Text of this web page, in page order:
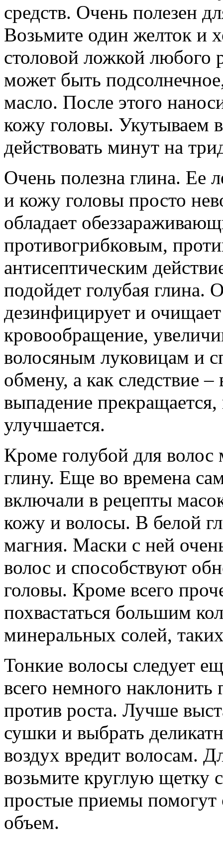
средств. Очень полезен
Возьмите один желток и
столовой ложкой любого
может быть
масло. После этого
кожу головы. Укутываем
действовать минут на
Очень полезна глина. Ее
и кожу головы просто
обладает
противогрибковым,
антисептическим
подойдет голубая глина.
дезинфицирует и
кровообращение,
волосяным луковицам и
обмену, а как следствие
выпадение прекращается,
улучшается.
Кроме голубой для
глину. Еще во времена
включали в рецепты
кожу и волосы. В белой
магния. Маски с ней
волос и способствуют
головы. Кроме всего
похвастаться большим
минеральных солей,
Тонкие волосы следует
всего немного
против роста. Лучше
сушки и выбрать
воздух вредит волосам.
возьмите круглую щетку
простые приемы помогут
объем.